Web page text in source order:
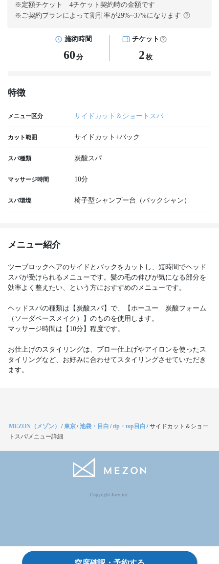
※定額チケット 4チケット契約時の金額です
※ご契約プランによって割引率が29%~37%になります
施術時間
60 分
チケット
2 枚
特徴
メニュー区分 サイドカット＆ショートスパ
カット範囲 サイドカット+バック
スパ種類 炭酸スパ
マッサージ時間 10分
スパ環境 椅子型シャンプー台（バックシャン）
メニュー紹介
ツーブロックヘアのサイドとバックをカットし、短時間でヘッド
スパが受けられるメニューです。髪の毛の伸びが気になる部分を
効率よく整えたい、という方におすすめのメニューです。
ヘッドスパの種類は【炭酸スパ】で、【ホーユー 炭酸フォーム
（ソーダベースメイク）】のものを使用します。
マッサージ時間は【10分】程度です。
お仕上げのスタイリングは、ブロー仕上げやアイロンを使ったス
タイリングなど、お好みに合わせてスタイリングさせていただき
ます。
MEZON（メゾン） /東京/池袋・目白 /tip・top目白 /サイドカット＆ショー
トスパ/メニュー詳細
Copyright Jocy inc.